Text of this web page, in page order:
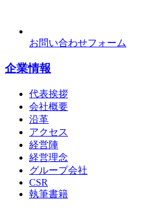
お問い合わせフォーム
企業情報
代表挨拶
会社概要
沿革
アクセス
経営陣
経営理念
グループ会社
CSR
執筆書籍